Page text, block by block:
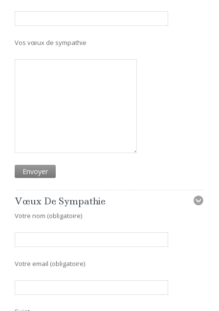
Vos vœux de sympathie
Vœux De Sympathie
Votre nom (obligatoire)
Votre email (obligatoire)